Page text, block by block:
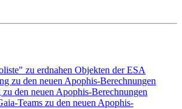
zu erdnahen Objekten der ESA
zu den neuen Apophis-Berechnungen
den neuen Apophis-Berechnungen
Teams zu den neuen Apophis-